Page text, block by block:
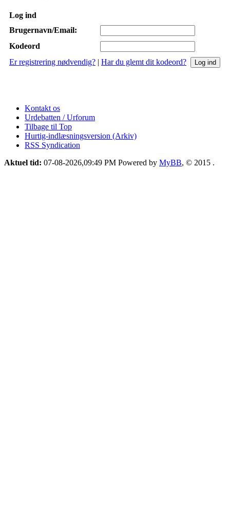
Log ind
Brugernavn/Email:
Kodeord
Er registrering nødvendig? | Har du glemt dit kodeord?
Kontakt os
Urdebatten / Urforum
Tilbage til Top
Hurtig-indlæsningsversion (Arkiv)
RSS Syndication
Aktuel tid: 07-08-2026,09:49 PM Powered by MyBB, © 2015 .